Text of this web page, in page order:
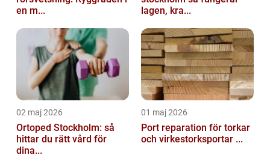
en m...
lagen, kra...
02 maj 2026
Ortoped Stockholm: så
hittar du rätt vård för
dina...
01 maj 2026
Port reparation för torkar
och virkestorksportar ...